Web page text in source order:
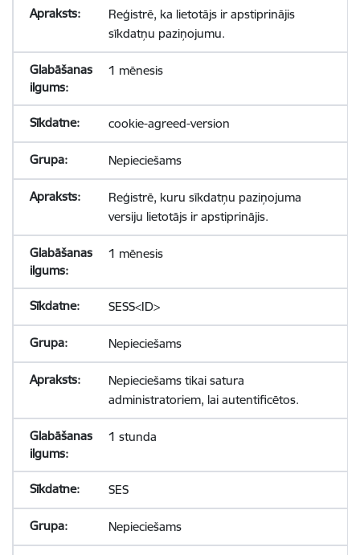
Reģistrē, ka lietotājs ir apstiprinājis
sīkdatņu paziņojumu.
1 mēnesis
cookie-agreed-version
Nepieciešams
Reģistrē, kuru sīkdatņu paziņojuma
versiju lietotājs ir apstiprinājis.
1 mēnesis
SESS<ID>
Nepieciešams
Nepieciešams tikai satura
administratoriem, lai autentificētos.
1 stunda
SES
Nepieciešams